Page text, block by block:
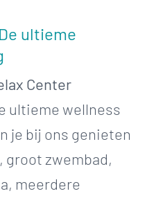
ultieme
Center
ultieme wellness
je bij ons genieten
groot zwembad,
meerdere